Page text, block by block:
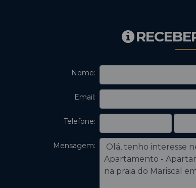
Nome:
Email:
Telefone:
Mensagem: